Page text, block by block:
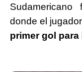
donde el jugador
primer gol para